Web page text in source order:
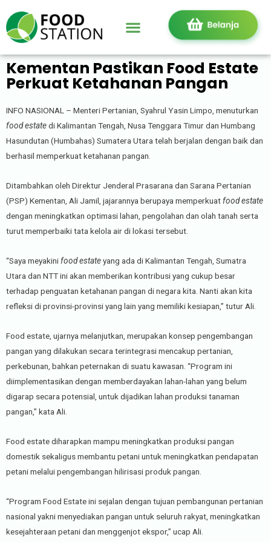
Kementan Pastikan Food Estate
Perkuat Ketahanan Pangan
INFO NASIONAL – Menteri Pertanian, Syahrul Yasin Limpo, menuturkan
food estatedi Kalimantan Tengah, Nusa Tenggara Timur dan Humbang
Hasundutan (Humbahas) Sumatera Utara telah berjalan dengan baik dan
berhasil memperkuat ketahanan pangan.
Ditambahkan oleh Direktur Jenderal Prasarana dan Sarana Pertanian
(PSP) Kementan, Ali Jamil, jajarannya berupaya memperkuatfood estate
dengan meningkatkan optimasi lahan, pengolahan dan olah tanah serta
turut memperbaiki tata kelola air di lokasi tersebut.
“Saya meyakinifood estateyang ada di Kalimantan Tengah, Sumatra
Utara dan NTT ini akan memberikan kontribusi yang cukup besar
terhadap penguatan ketahanan pangan di negara kita. Nanti akan kita
refleksi di provinsi-provinsi yang lain yang memiliki kesiapan,” tutur Ali.
Food estate, ujarnya melanjutkan, merupakan konsep pengembangan
pangan yang dilakukan secara terintegrasi mencakup pertanian,
perkebunan, bahkan peternakan di suatu kawasan. “Program ini
diimplementasikan dengan memberdayakan lahan-lahan yang belum
digarap secara potensial, untuk dijadikan lahan produksi tanaman
pangan,” kata Ali.
Food estate diharapkan mampu meningkatkan produksi pangan
domestik sekaligus membantu petani untuk meningkatkan pendapatan
petani melalui pengembangan hilirisasi produk pangan.
“Program Food Estate ini sejalan dengan tujuan pembangunan pertanian
nasional yakni menyediakan pangan untuk seluruh rakyat, meningkatkan
kesejahteraan petani dan menggenjot ekspor,” ucap Ali.